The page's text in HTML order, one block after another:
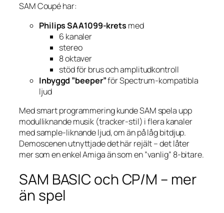
SAM Coupé har:
Philips SAA1099-krets med
6 kanaler
stereo
8 oktaver
stöd för brus och amplitudkontroll
Inbyggd ”beeper”för Spectrum-kompatibla
ljud
Med smart programmering kunde SAM spela upp
modulliknande musik (tracker-stil) i flera kanaler
med sample-liknande ljud, om än på låg bitdjup.
Demoscenen utnyttjade det här rejält – det låter
mer som en enkel Amiga än som en ”vanlig” 8-bitare.
SAM BASIC och CP/M – mer
än spel